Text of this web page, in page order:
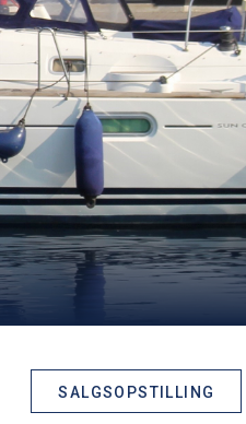
SALGSOPSTILLING